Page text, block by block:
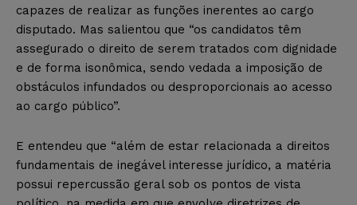
capazes de realizar as funções inerentes ao cargo
disputado. Mas salientou que “os candidatos têm
assegurado o direito de serem tratados com dignidade
e de forma isonômica, sendo vedada a imposição de
obstáculos infundados ou desproporcionais ao acesso
ao cargo público”.
E entendeu que “além de estar relacionada a direitos
fundamentais de inegável interesse jurídico, a matéria
possui repercussão geral sob os pontos de vista